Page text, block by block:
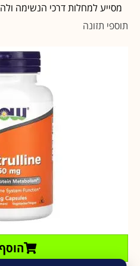
מסייע למחלות דרכי הנשימה
תוספי תזונה